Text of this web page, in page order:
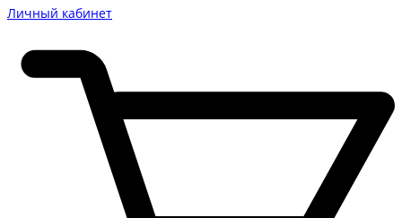
Личный кабинет